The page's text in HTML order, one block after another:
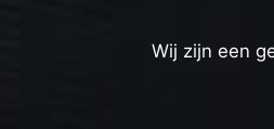
Wij zijn een